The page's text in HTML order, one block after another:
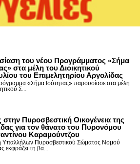
του νέου Προγράμματος «Σήμα
στα μέλη του Διοικητικού
του Επιμελητηρίου Αργολίδας
«Σήμα Ισότητας» παρουσίασε στα μέλη
Σ...
στην Πυροσβεστική Οικογένεια της
για τον θάνατο του Πυρονόμου
Καραμούντζου
Πυροσβεστικού Σώματος Νομού
εκφράζει τη βα...